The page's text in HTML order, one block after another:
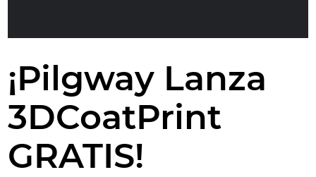
¡Pilgway Lanza
3DCoatPrint
GRATIS!